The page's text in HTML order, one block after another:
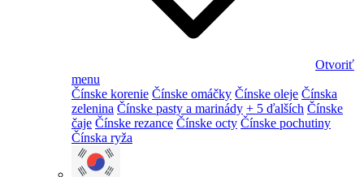
Otvoriť
menu
Čínske korenie Čínske omáčky Čínske oleje Čínska
zelenina Čínske pasty a marinády + 5 ďalších Čínske
čaje Čínske rezance Čínske octy Čínske pochutiny
Čínska ryža